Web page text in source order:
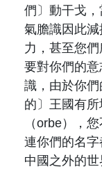
們〕動干戈
氣膽識因此
力，甚至您
要對你們的
識，由於你
的〕王國有
（orbe），
連你們的名
中國之外的